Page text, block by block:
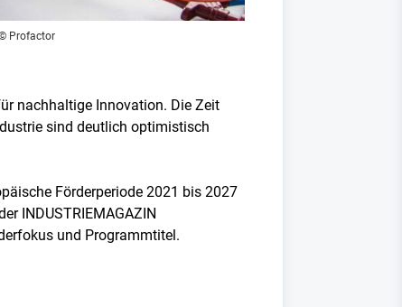
Profactor
nachhaltige Innovation. Die Zeit
sind deutlich optimistisch
Förderperiode 2021 bis 2027
INDUSTRIEMAGAZIN
und Programmtitel.